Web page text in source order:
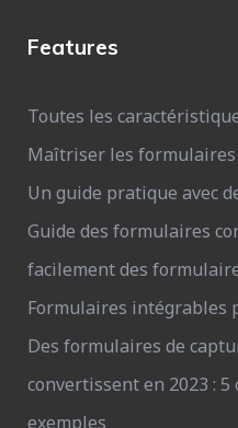
Features
Toutes les
Maîtriser les
Un guide pratique avec
Guide des formulaires
facilement des
Formulaires intégrables
Des formulaires de
convertissent en 2023 :
exemples